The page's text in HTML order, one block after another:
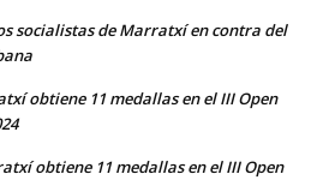
socialistas de Marratxí en contra del
obtiene 11 medallas en el III Open
obtiene 11 medallas en el III Open